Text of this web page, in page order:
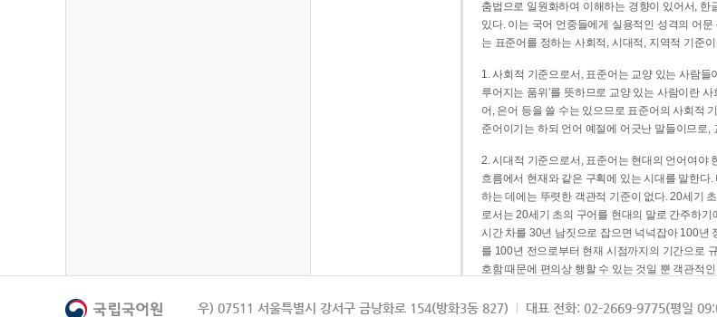
춤법으로 일원화하여 이해하는 경향이 있어서,
있다. 이는 국어 언중들에게 실용적인 성격의 어
는 표준어를 정하는 사회적, 시대적, 지역적 기준
1. 사회적 기준으로서, 표준어는 교양 있는 사람들
루어지는 품위’를 뜻하므로 교양 있는 사람이란
어, 은어 등을 쓸 수는 있으므로 표준어의 사회적
준어이기는 하되 언어 예절에 어긋난 말들이므로
2. 시대적 기준으로서, 표준어는 현대의 언어여야
흐름에서 현재와 같은 구획에 있는 시대를 말한
하는 데에는 뚜렷한 객관적 기준이 없다. 20세기
로서는 20세기 초의 구어를 현대의 말로 간주하
시간 차를 30년 남짓으로 잡으면 넉넉잡아 100년
를 100년 전으로부터 현재 시점까지의 기간으로
호함 때문에 편의상 행할 수 있는 것일 뿐 객관적
3. 지역적 기준으로서, 표준어는 서울말이어야 한
우) 07511 서울특별시 강서구 금낭화로 154(방화3동 827) 대표 전화: 02-2669-9775(평일